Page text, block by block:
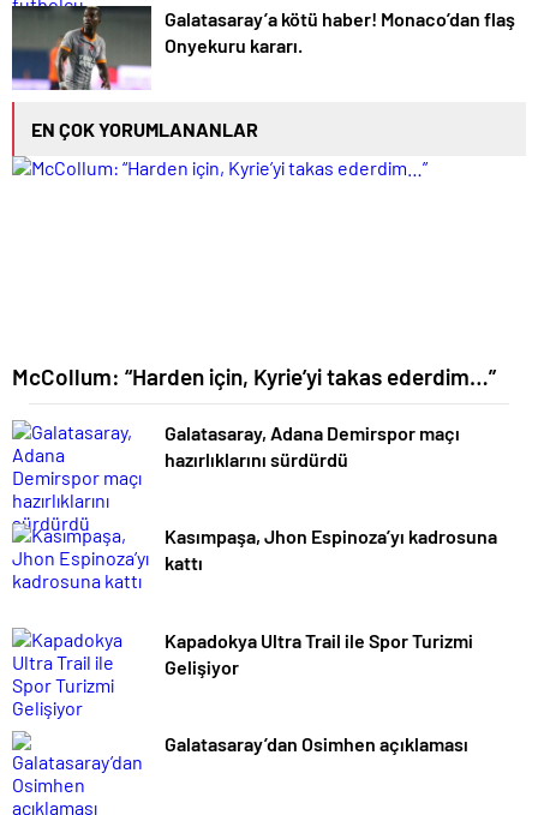
Galatasaray’a kötü haber! Monaco’dan flaş
Onyekuru kararı.
EN ÇOK YORUMLANANLAR
McCollum: “Harden için, Kyrie’yi takas ederdim…”
Galatasaray, Adana Demirspor maçı
hazırlıklarını sürdürdü
Kasımpaşa, Jhon Espinoza’yı kadrosuna
kattı
Kapadokya Ultra Trail ile Spor Turizmi
Gelişiyor
Galatasaray’dan Osimhen açıklaması